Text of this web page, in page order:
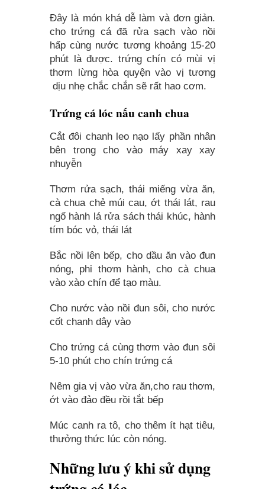
Đây là món khá dễ làm và đơn giản.
cho trứng cá đã rửa sạch vào nồi
hấp cùng nước tương khoảng 15-20
phút là được. trứng chín có mùi vị
thơm lừng hòa quyện vào vị tương
dịu nhẹ chắc chắn sẽ rất hao cơm.
Trứng cá lóc nấu canh chua
Cắt đôi chanh leo nạo lấy phần nhân
bên trong cho vào máy xay xay
nhuyễn
Thơm rửa sạch, thái miếng vừa ăn,
cà chua chẻ múi cau, ớt thái lát, rau
ngố hành lá rửa sách thái khúc, hành
tím bóc vỏ, thái lát
Bắc nồi lên bếp, cho dầu ăn vào đun
nóng, phi thơm hành, cho cà chua
vào xào chín để tạo màu.
Cho nước vào nồi đun sôi, cho nước
cốt chanh dây vào
Cho trứng cá cùng thơm vào đun sôi
5-10 phút cho chín trứng cá
Nêm gia vị vào vừa ăn,cho rau thơm,
ớt vào đảo đều rồi tắt bếp
Múc canh ra tô, cho thêm ít hạt tiêu,
thưởng thức lúc còn nóng.
Những lưu ý khi sử dụng